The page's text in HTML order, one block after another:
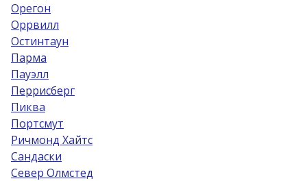
Орегон
Оррвилл
Остинтаун
Парма
Пауэлл
Перрисберг
Пиква
Портсмут
Ричмонд Хайтс
Сандаски
Север Олмстед